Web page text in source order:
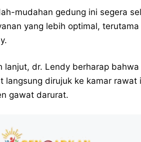
mudahan gedung ini segera
yang lebih optimal,
lanjut, dr. Lendy berharap
langsung dirujuk ke kamar
gawat darurat.